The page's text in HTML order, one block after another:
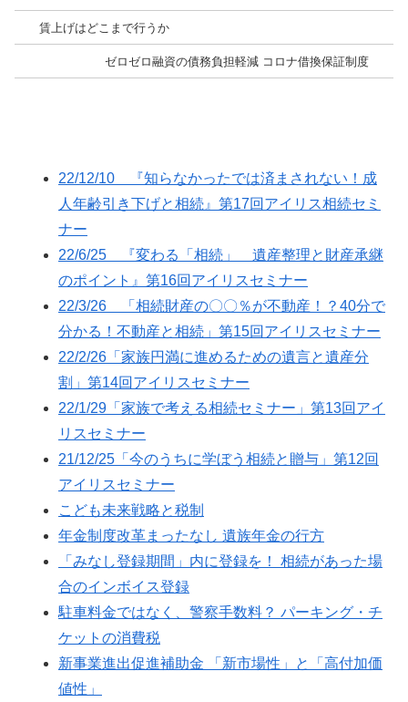
賃上げはどこまで行うか
ゼロゼロ融資の債務負担軽減 コロナ借換保証制度
22/12/10 『知らなかったでは済まされない！成
人年齢引き下げと相続』第17回アイリス相続セミ
ナー
22/6/25 『変わる「相続」 遺産整理と財産承継
のポイント』第16回アイリスセミナー
22/3/26 「相続財産の〇〇％が不動産！？40分で
分かる！不動産と相続」第15回アイリスセミナー
22/2/26「家族円満に進めるための遺言と遺産分
割」第14回アイリスセミナー
22/1/29「家族で考える相続セミナー」第13回アイ
リスセミナー
21/12/25「今のうちに学ぼう相続と贈与」第12回
アイリスセミナー
こども未来戦略と税制
年金制度改革まったなし 遺族年金の行方
「みなし登録期間」内に登録を！ 相続があった場
合のインボイス登録
駐車料金ではなく、警察手数料？ パーキング・チ
ケットの消費税
新事業進出促進補助金 「新市場性」と「高付加価
値性」